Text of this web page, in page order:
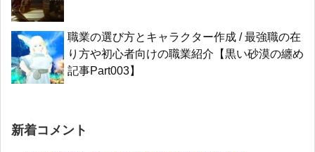
職業の選び方とキャラクター作成 / 最強職の在
り方や初心者向けの職業紹介【黒い砂漠の纏め
記事Part003】
新着コメント